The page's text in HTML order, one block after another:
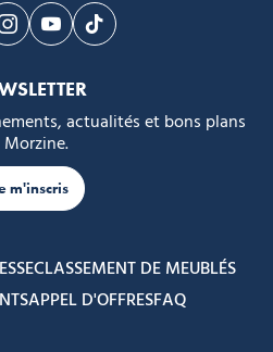
nous sur Facebook
Suivez-nous sur Instagram
Suivez-nous sur Youtube
Suivez-nous sur
actualités et bons plans
Morzine.
m'inscris
CLASSEMENT DE MEUBLÉS
APPEL D'OFFRESFAQ